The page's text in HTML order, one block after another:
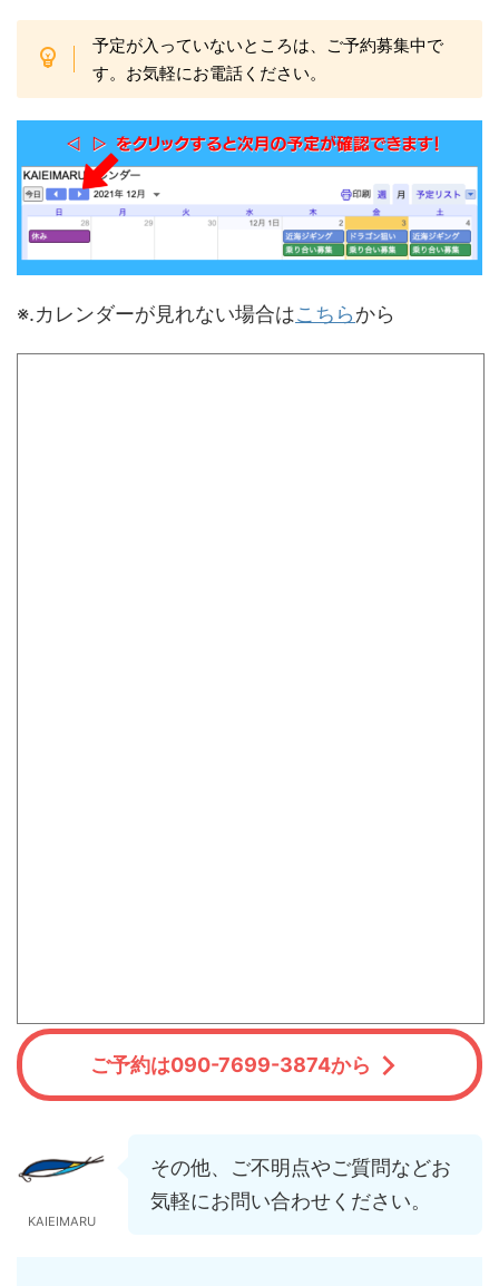
予定が入っていないところは、ご予約募集中で
す。お気軽にお電話ください。
※.カレンダーが見れない場合はこちらから
ご予約は090-7699-3874から
KAIEIMARU
その他、ご不明点やご質問などお
気軽にお問い合わせください。